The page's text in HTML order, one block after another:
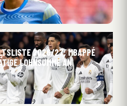
2026/27: MBAPPÉ
LOHNSUMME AN